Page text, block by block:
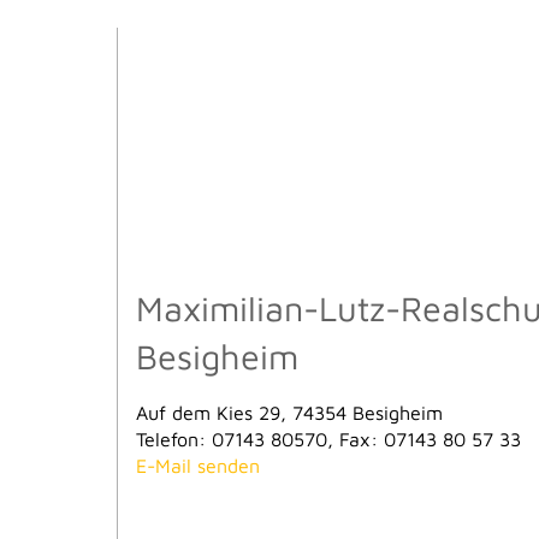
Maximilian-Lutz-
Besigheim
Auf dem Kies 29, 74354 Besigheim
Telefon: 07143 80570, Fax: 07143 80 57 33
E-Mail senden